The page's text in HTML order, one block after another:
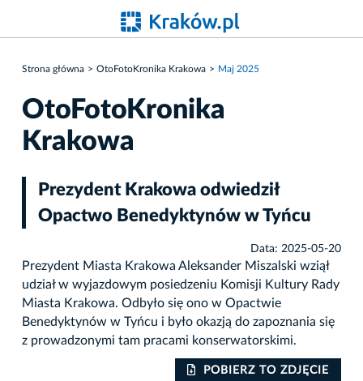
Strona główna OtoFotoKronika Krakowa Maj 2025
OtoFotoKronika
Krakowa
Prezydent Krakowa odwiedził
Opactwo Benedyktynów w Tyńcu
Data: 2025-05-20
Prezydent Miasta Krakowa Aleksander Miszalski wziął
udział w wyjazdowym posiedzeniu Komisji Kultury Rady
Miasta Krakowa. Odbyło się ono w Opactwie
Benedyktynów w Tyńcu i było okazją do zapoznania się
z prowadzonymi tam pracami konserwatorskimi.
POBIERZ TO ZDJĘCIE